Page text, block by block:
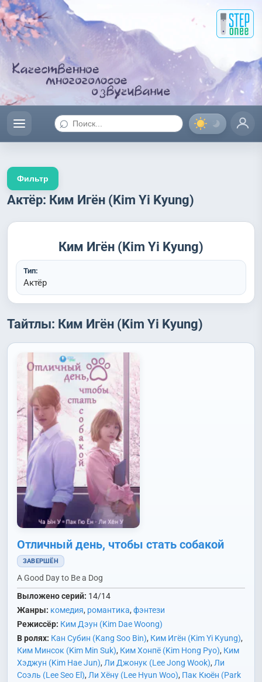
⌕
Актёр: Ким Игён (Kim Yi Kyung)
Ким Игён (Kim Yi Kyung)
Тип:
Актёр
Тайтлы: Ким Игён (Kim Yi Kyung)
Отличный день, чтобы стать собакой
ЗАВЕРШЁН
A Good Day to Be a Dog
Выложено серий: 14/14
Жанры: комедия, романтика,фэнтези
Режиссёр: Ким Дэун (Kim Dae Woong)
В ролях: Кан Субин (Kang Soo Bin), Ким Игён (Kim Yi Kyung),
Ким Минсок (Kim Min Suk), Ким Хонпё (Kim Hong Pyo), Ким
Хэджун (Kim Hae Jun), Ли Джонук (Lee Jong Wook), Ли
Соэль (Lee Seo El), Ли Хёну (Lee Hyun Woo), Пак Кюён (Park
Фильтр